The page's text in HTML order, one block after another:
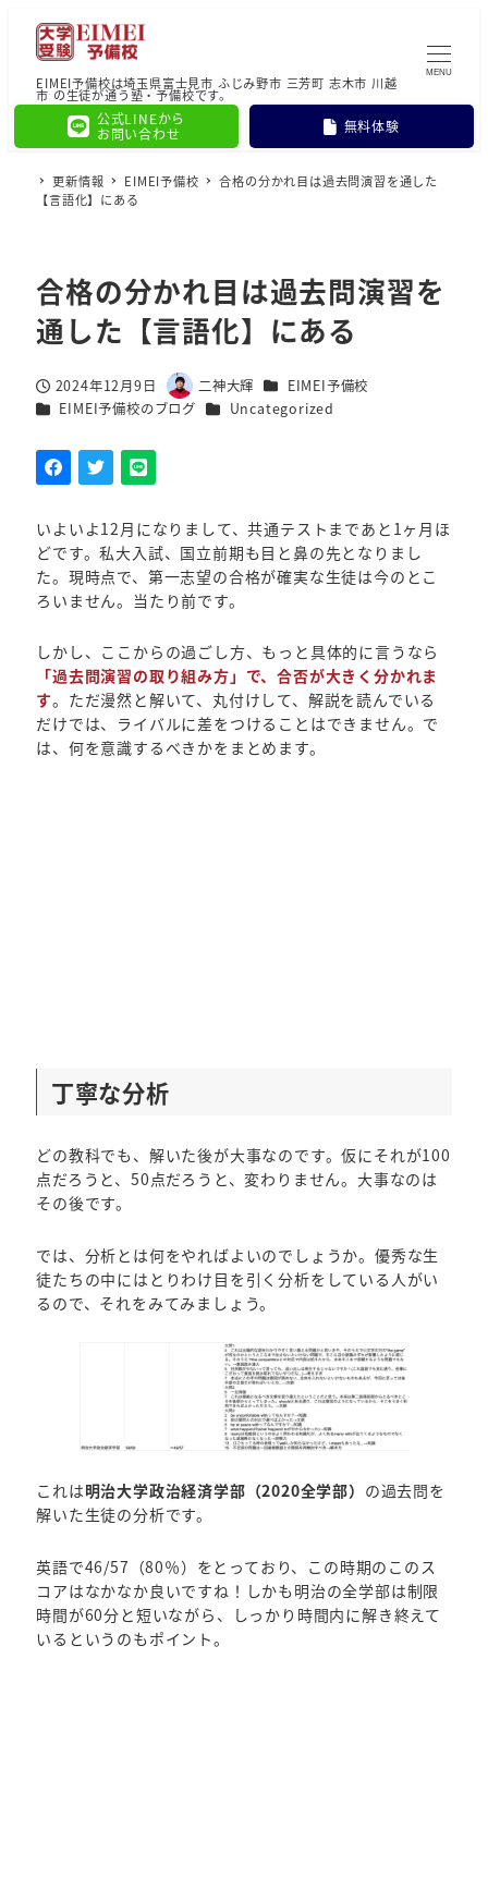
EIMEI予備校は埼玉県富士見市 ふじみ野市 三芳町 志木市 川越
市 の生徒が通う塾・予備校です。
公式LINEから
お問い合わせ
無料体験
MENU
更新情報 EIMEI予備校
合格の分かれ目は過去問演習を通した
【言語化】にある
合格の分かれ目は過去問演習を
通した【言語化】にある
投稿日2024年12月9日
著
者
二神大輝 カテゴリー
EIMEI予備校
カテゴリー
EIMEI予備校のブログ カテゴリー
Uncategorized
いよいよ12月になりまして、共通テストまであと1ヶ月ほ
どです。私大入試、国立前期も目と鼻の先となりまし
た。現時点で、第一志望の合格が確実な生徒は今のとこ
ろいません。当たり前です。
しかし、ここからの過ごし方、もっと具体的に言うなら
「過去問演習の取り組み方」で、合否が大きく分かれま
す。ただ漫然と解いて、丸付けして、解説を読んでいる
だけでは、ライバルに差をつけることはできません。で
は、何を意識するべきかをまとめます。
丁寧な分析
どの教科でも、解いた後が大事なのです。仮にそれが100
点だろうと、50点だろうと、変わりません。大事なのは
その後です。
では、分析とは何をやればよいのでしょうか。優秀な生
徒たちの中にはとりわけ目を引く分析をしている人がい
るので、それをみてみましょう。
これは明治大学政治経済学部（2020全学部） の過去問を
解いた生徒の分析です。
英語で46/57（80％）をとっており、この時期のこのス
コアはなかなか良いですね！しかも明治の全学部は制限
時間が60分と短いながら、しっかり時間内に解き終えて
いるというのもポイント。